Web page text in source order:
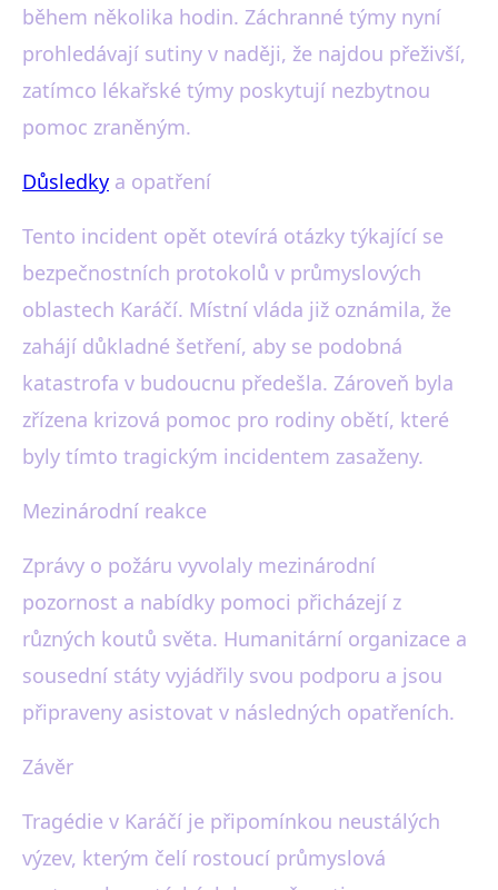
během několika hodin. Záchranné týmy nyní
prohledávají sutiny v naději, že najdou přeživší,
zatímco lékařské týmy poskytují nezbytnou
pomoc zraněným.
Důsledky a opatření
Tento incident opět otevírá otázky týkající se
bezpečnostních protokolů v průmyslových
oblastech Karáčí. Místní vláda již oznámila, že
zahájí důkladné šetření, aby se podobná
katastrofa v budoucnu předešla. Zároveň byla
zřízena krizová pomoc pro rodiny obětí, které
byly tímto tragickým incidentem zasaženy.
Mezinárodní reakce
Zprávy o požáru vyvolaly mezinárodní
pozornost a nabídky pomoci přicházejí z
různých koutů světa. Humanitární organizace a
sousední státy vyjádřily svou podporu a jsou
připraveny asistovat v následných opatřeních.
Závěr
Tragédie v Karáčí je připomínkou neustálých
výzev, kterým čelí rostoucí průmyslová